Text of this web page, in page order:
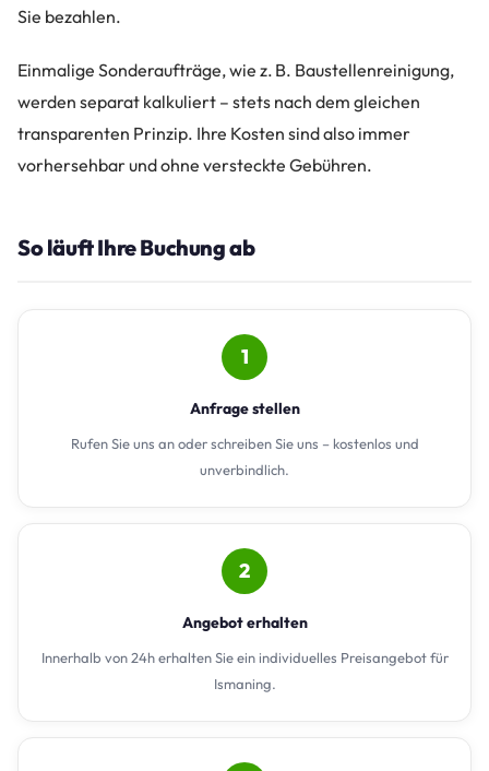
Sie bezahlen.
Einmalige Sonderaufträge, wie z. B. Baustellenreinigung,
werden separat kalkuliert – stets nach dem gleichen
transparenten Prinzip. Ihre Kosten sind also immer
vorhersehbar und ohne versteckte Gebühren.
So läuft Ihre Buchung ab
1
Anfrage stellen
Rufen Sie uns an oder schreiben Sie uns – kostenlos und
unverbindlich.
2
Angebot erhalten
Innerhalb von 24h erhalten Sie ein individuelles Preisangebot für
Ismaning.